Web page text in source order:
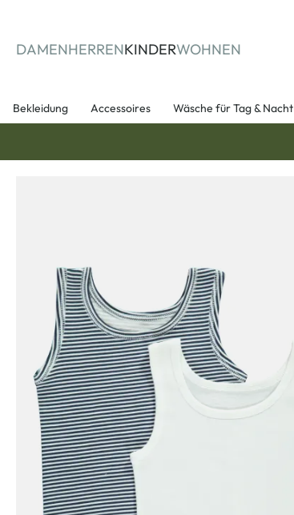
DAMENHERRENKINDERWOHNEN
Bekleidung Accessoires Wäsche für Tag & Nacht